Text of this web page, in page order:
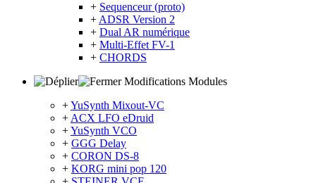
+ Sequenceur (proto)
+ ADSR Version 2
+ Dual AR numérique
+ Multi-Effet FV-1
+ CHORDS
Modifications Modules
+YuSynth Mixout-VC
+ ACX LFO eDruid
+YuSynth VCO
+ GGG Delay
+ CORON DS-8
+ KORG mini pop 120